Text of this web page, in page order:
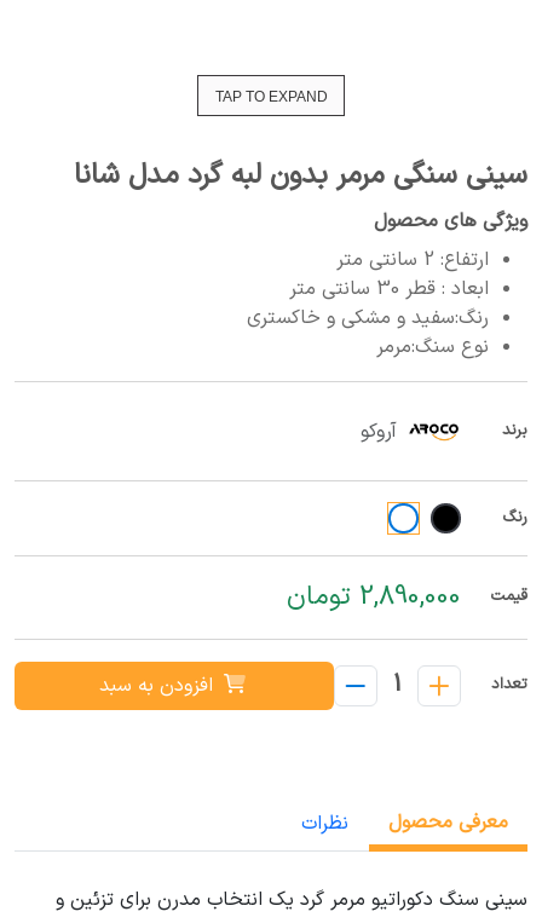
TAP TO EXPAND
سینی سنگی مرمر بدون لبه گرد مدل شانا
ویژگی های محصول
ارتفاع: 2 سانتی متر
ابعاد : قطر 30 سانتی متر
رنگ:سفید و مشکی و خاکستری
نوع سنگ:مرمر
برند آروکو
رنگ
قیمت 2,890,000 تومان
تعداد 1 افزودن به سبد
معرفی محصول نظرات
سینی سنگ دکوراتیو مرمر گرد یک انتخاب مدرن برای تزئین و